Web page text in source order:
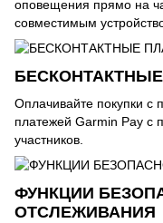
оповещения прямо на
совместимым
БЕСКОНТАКТНЫЕ
Оплачивайте покупки с
платежей Garmin Pay с
участников.
ФУНКЦИИ
ОТСЛЕЖИВАНИЯ